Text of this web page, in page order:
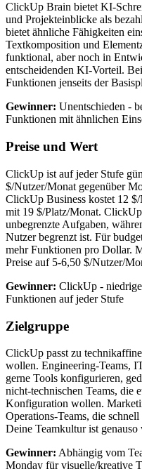
ClickUp Brain bietet KI-
und Projekteinblicke als
bietet ähnliche Fähigkeiten
Textkomposition und
funktional, aber noch in
entscheidenden KI-Vorteil.
Funktionen jenseits der
Gewinner: Unentschieden -
Funktionen mit ähnlichen
Preise und Wert
ClickUp ist auf jeder Stufe
$/Nutzer/Monat gegenüber
ClickUp Business kostet 12
mit 19 $/Platz/Monat.
unbegrenzte Aufgaben,
Nutzer begrenzt ist. Für
mehr Funktionen pro Dollar.
Preise auf 5-6,50 $/Nutzer/
Gewinner: ClickUp -
Funktionen auf jeder Stufe
Zielgruppe
ClickUp passt zu
wollen. Engineering-Teams,
gerne Tools konfigurieren,
nicht-technischen Teams, die
Konfiguration wollen.
Operations-Teams, die
Deine Teamkultur ist
Gewinner: Abhängig vom
Monday für visuelle/kreative